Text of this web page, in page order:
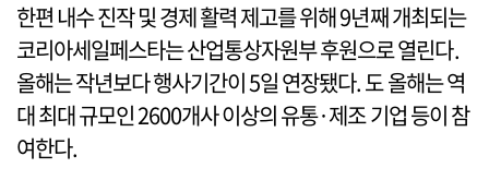
한편 내수 진작 및 경제 활력 제고를 위해 9년째 개최되는
코리아세일페스타는 산업통상자원부 후원으로 열린다.
올해는 작년보다 행사기간이 5일 연장됐다. 도 올해는 역
대 최대 규모인 2600개사 이상의 유통·제조 기업 등이 참
여한다.